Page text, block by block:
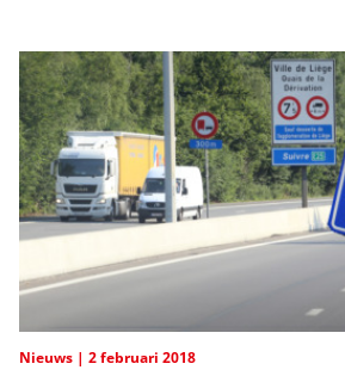
Nieuws 2 februari 2018